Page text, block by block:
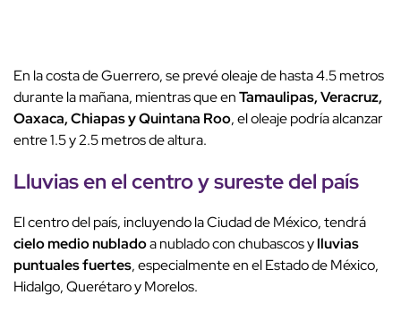
En la costa de Guerrero, se prevé oleaje de hasta 4.5 metros
durante la mañana, mientras que enTamaulipas, Veracruz,
Oaxaca, Chiapas y Quintana Roo, el oleaje podría alcanzar
entre 1.5 y 2.5 metros de altura.
Lluvias en el centro y sureste del país
El centro del país, incluyendo la Ciudad de México, tendrá
cielo medio nubladoa nublado con chubascos ylluvias
puntuales fuertes, especialmente en el Estado de México,
Hidalgo, Querétaro y Morelos.